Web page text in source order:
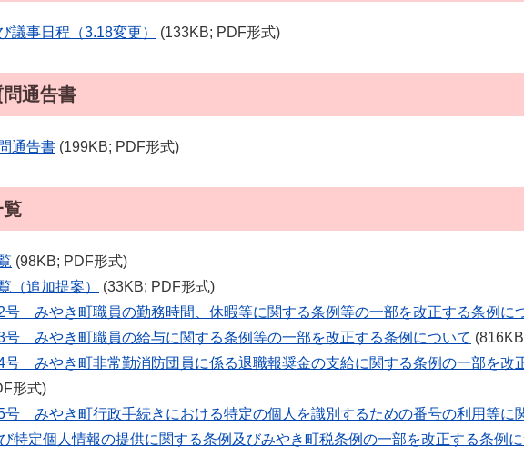
議事日程（3.18変更） (133KB; PDF形式)
通告書
通告書 (199KB; PDF形式)
覧
(98KB; PDF形式)
（追加提案）
(33KB; PDF形式)
号 みやき町職員の勤務時間、休暇等に関する条例等の一部を改正する条例に
号 みやき町職員の給与に関する条例等の一部を改正する条例について
号 みやき町非常勤消防団員に係る退職報奨金の支給に関する条例の一部を改
形式)
号 みやき町行政手続きにおける特定の個人を識別するための番号の利用等に
特定個人情報の提供に関する条例及びみやき町税条例の一部を改正する条例